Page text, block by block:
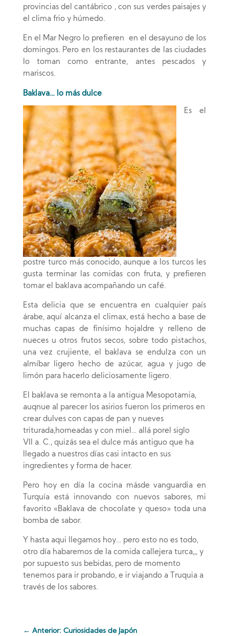
provincias del cantábrico , con sus verdes paisajes y
el clima frio y húmedo.
En el Mar Negro lo prefieren en el desayuno de los
domingos. Pero en los restaurantes de las ciudades
lo toman como entrante, antes pescados y
mariscos.
Baklava… lo más dulce
Es el
postre turco más conocido, aunque a los turcos les
gusta terminar las comidas con fruta, y prefieren
tomar el baklava acompañando un café.
Esta delicia que se encuentra en cualquier país
árabe, aquí alcanza el climax, está hecho a base de
muchas capas de finísimo hojaldre y relleno de
nueces u otros frutos secos, sobre todo pistachos,
una vez crujiente, el baklava se endulza con un
almíbar ligero hecho de azúcar, agua y jugo de
limón para hacerlo deliciosamente ligero.
El baklava se remonta a la antigua Mesopotamia,
auqnue al parecer los asirios fueron los primeros en
crear dulves con capas de pan y nueves
triturada,horneadas y con miel… allá porel siglo
VII a. C., quizás sea el dulce más antiguo que ha
llegado a nuestros días casi intacto en sus
ingredientes y forma de hacer.
Pero hoy en día la cocina másde vanguardia en
Turquía está innovando con nuevos sabores, mi
favorito «Baklava de chocolate y queso» toda una
bomba de sabor.
Y hasta aqui llegamos hoy… pero esto no es todo,
otro día habaremos de la comida callejera turca,,, y
por supuesto sus bebidas, pero de momento
tenemos para ir probando, e ir viajando a Truquia a
través de los sabores.
← Anterior: Curiosidades de Japón